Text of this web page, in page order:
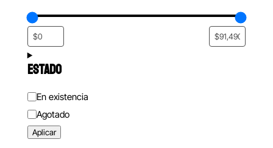
ESTADO
Estado
En existencia
Agotado
Aplicar